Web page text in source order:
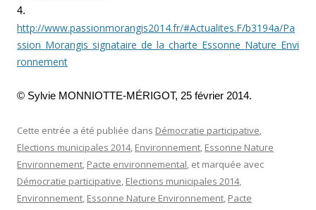
4.
http://www.passionmorangis2014.fr/#Actualites.F/b3194a/Pa
ssion_Morangis_signataire_de_la_charte_Essonne_Nature_Envi
ronnement
© Sylvie MONNIOTTE-MÉRIGOT, 25 février 2014.
Cette entrée a été publiée dans Démocratie participative,
Elections municipales 2014, Environnement, Essonne Nature
Environnement, Pacte environnemental, et marquée avec
Démocratie participative, Elections municipales 2014,
Environnement, Essonne Nature Environnement, Pacte